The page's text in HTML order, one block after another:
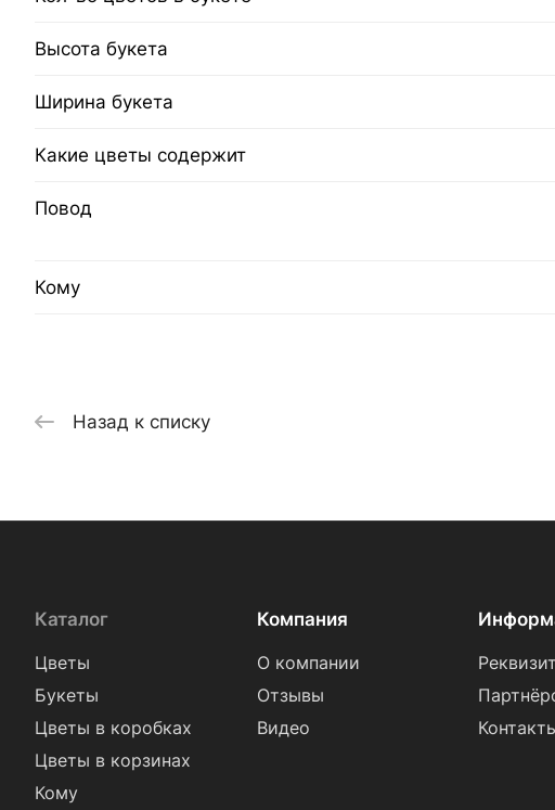
Высота букета
Ширина букета
Какие цветы содержит
Повод
Кому
Назад к списку
Каталог
Цветы
Букеты
Цветы в коробках
Цветы в корзинах
Кому
Компания
О компании
Отзывы
Видео